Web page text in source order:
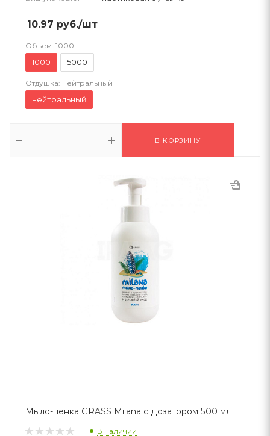
10.97 руб./шт
Объем: 1000
1000 5000
Отдушка: нейтральный
нейтральный
В КОРЗИНУ
Мыло-пенка GRASS Milana с дозатором 500 мл
В наличии